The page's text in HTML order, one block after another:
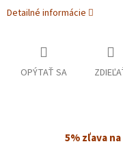
Detailné informácie
OPÝTAŤ SA
5% zľava